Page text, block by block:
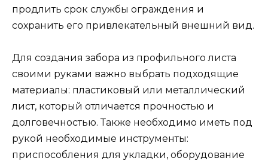
продлить срок службы ограждения и
сохранить его привлекательный внешний вид.
Для создания забора из профильного листа
своими руками важно выбрать подходящие
материалы: пластиковый или металлический
лист, который отличается прочностью и
долговечностью. Также необходимо иметь под
рукой необходимые инструменты:
приспособления для укладки, оборудование